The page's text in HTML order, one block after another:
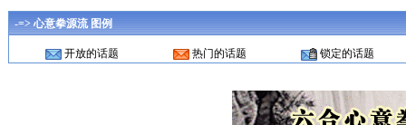
-=> 心意拳源流 图例
开放的话题 热门的话题 锁定的话题